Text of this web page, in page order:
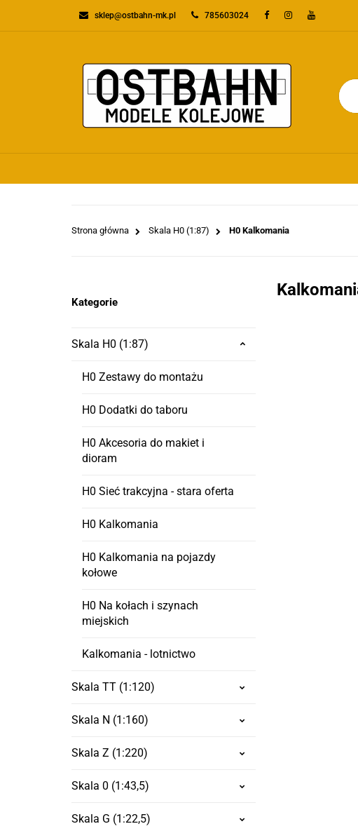
sklep@ostbahn-mk.pl 785603024
KATEGORIE PROMOCJE
Strona główna Skala H0 (1:87) H0 Kalkomania
Kategorie
Skala H0 (1:87)
H0 Zestawy do montażu
H0 Dodatki do taboru
H0 Akcesoria do makiet i
dioram
H0 Sieć trakcyjna - stara oferta
H0 Kalkomania
H0 Kalkomania na pojazdy
kołowe
H0 Na kołach i szynach
miejskich
Kalkomania - lotnictwo
Skala TT (1:120)
Skala N (1:160)
Skala Z (1:220)
Skala 0 (1:43,5)
Skala G (1:22,5)